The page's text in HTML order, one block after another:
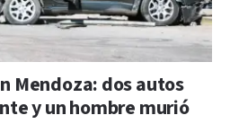
Mendoza: dos autos
y un hombre murió